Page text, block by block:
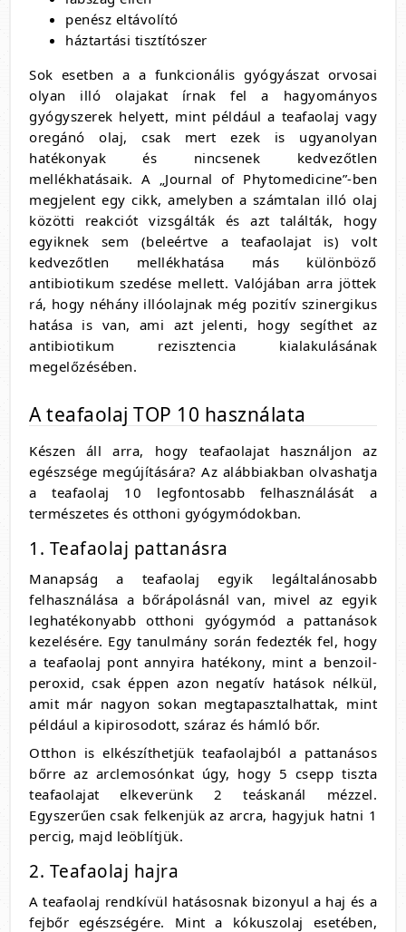
penész eltávolító
háztartási tisztítószer
Sok esetben a a funkcionális gyógyászat orvosai
olyan illó olajakat írnak fel a hagyományos
gyógyszerek helyett, mint például a teafaolaj vagy
oregánó olaj, csak mert ezek is ugyanolyan
hatékonyak és nincsenek kedvezőtlen
mellékhatásaik. A „Journal of Phytomedicine”-ben
megjelent egy cikk, amelyben a számtalan illó olaj
közötti reakciót vizsgálták és azt találták, hogy
egyiknek sem (beleértve a teafaolajat is) volt
kedvezőtlen mellékhatása más különböző
antibiotikum szedése mellett. Valójában arra jöttek
rá, hogy néhány illóolajnak még pozitív szinergikus
hatása is van, ami azt jelenti, hogy segíthet az
antibiotikum rezisztencia kialakulásának
megelőzésében.
A teafaolaj TOP 10 használata
Készen áll arra, hogy teafaolajat használjon az
egészsége megújítására? Az alábbiakban olvashatja
a teafaolaj 10 legfontosabb felhasználását a
természetes és otthoni gyógymódokban.
1. Teafaolaj pattanásra
Manapság a teafaolaj egyik legáltalánosabb
felhasználása a bőrápolásnál van, mivel az egyik
leghatékonyabb otthoni gyógymód a pattanások
kezelésére. Egy tanulmány során fedezték fel, hogy
a teafaolaj pont annyira hatékony, mint a benzoil-
peroxid, csak éppen azon negatív hatások nélkül,
amit már nagyon sokan megtapasztalhattak, mint
például a kipirosodott, száraz és hámló bőr.
Otthon is elkészíthetjük teafaolajból a pattanásos
bőrre az arclemosónkat úgy, hogy 5 csepp tiszta
teafaolajat elkeverünk 2 teáskanál mézzel.
Egyszerűen csak felkenjük az arcra, hagyjuk hatni 1
percig, majd leöblítjük.
2. Teafaolaj hajra
A teafaolaj rendkívül hatásosnak bizonyul a haj és a
fejbőr egészségére. Mint a kókuszolaj esetében,